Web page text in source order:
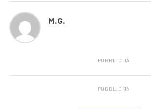
M.G.
PUBBLICITÀ
PUBBLICITÀ